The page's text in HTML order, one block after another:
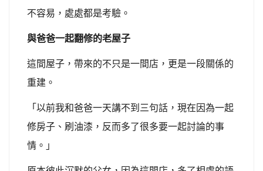
不容易，處處都是考驗。
與爸爸一起翻修的老屋子
這間屋子，帶來的不只是一間店，更是一段關係的
重建。
「以前我和爸爸一天講不到三句話，現在因為一起
修房子、刷油漆，反而多了很多要一起討論的事
情。」